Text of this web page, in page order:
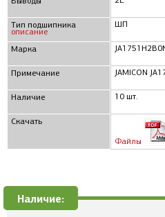
Тип подшипника
описание
Марка
Примечание
Наличие
Скачать
ШП
JAMICON
10 шт.
Файлы
Наличие: